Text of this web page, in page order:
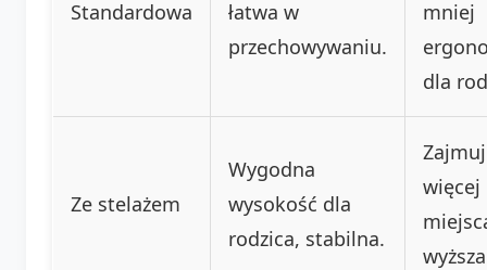
Standardowa
łatwa w
przechowywaniu.
mniej
dla
Ze stelażem
Wygodna
wysokość dla
rodzica, stabilna.
więcej